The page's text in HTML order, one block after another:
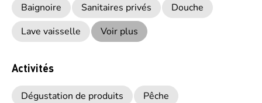
Baignoire Sanitaires privés
Douche
Lave vaisselle
Voir plus
Activités
Dégustation de produits
Pêche